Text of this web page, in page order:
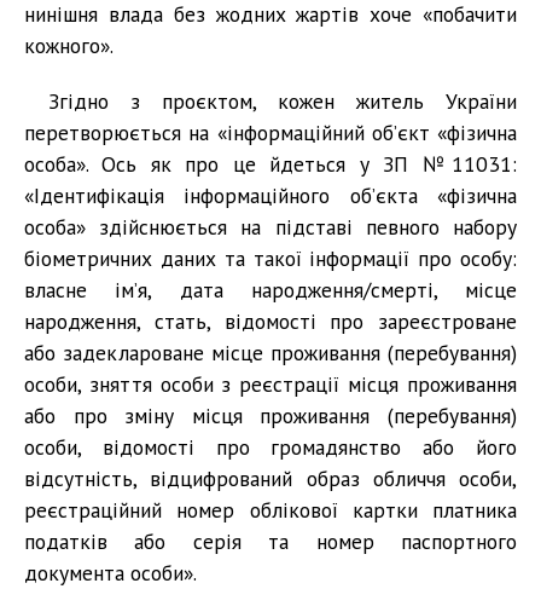
нинішня влада без жодних жартів хоче «побачити
кожного».
Згідно з проєктом, кожен житель України
перетворюється на «інформаційний об’єкт «фізична
особа». Ось як про це йдеться у ЗП №11031:
«Ідентифікація інформаційного об’єкта «фізична
особа» здійснюється на підставі певного набору
біометричних даних та такої інформації про особу:
власне ім’я, дата народження/смерті, місце
народження, стать, відомості про зареєстроване
або задеклароване місце проживання (перебування)
особи, зняття особи з реєстрації місця проживання
або про зміну місця проживання (перебування)
особи, відомості про громадянство або його
відсутність, відцифрований образ обличчя особи,
реєстраційний номер облікової картки платника
податків або серія та номер паспортного
документа особи».